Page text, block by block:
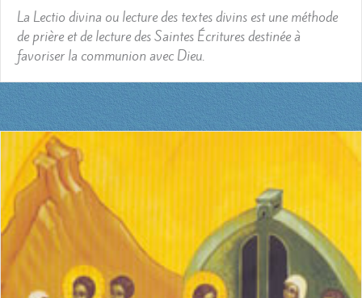
La Lectio divina ou lecture des textes divins est une méthode
de prière et de lecture des Saintes Écritures destinée à
favoriser la communion avec Dieu.